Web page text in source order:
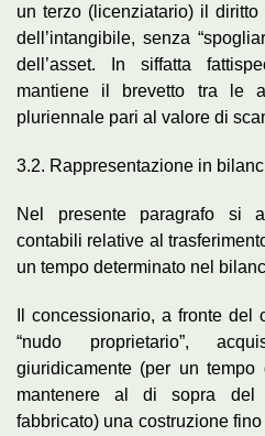
un terzo (licenziatario) il
dell’intangibile, senza
dell’asset. In siffatta
mantiene il brevetto tra le
pluriennale pari al valore di
3.2. Rappresentazione in
Nel presente paragrafo si
contabili relative al
un tempo determinato nel
Il concessionario, a fronte del
“nudo proprietario”,
giuridicamente (per un
mantenere al di sopra del
fabbricato) una costruzione